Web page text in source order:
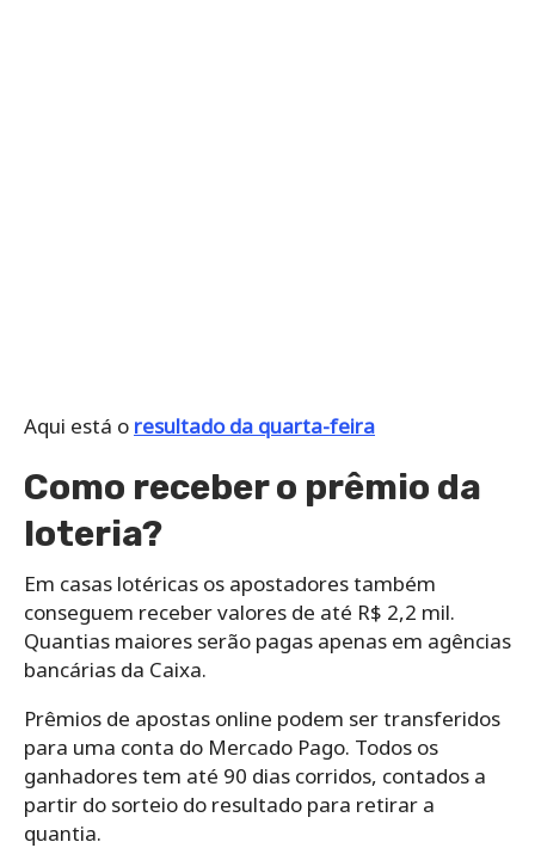
Aqui está o resultado da quarta-feira
Como receber o prêmio da
loteria?
Em casas lotéricas os apostadores também
conseguem receber valores de até R$ 2,2 mil.
Quantias maiores serão pagas apenas em agências
bancárias da Caixa.
Prêmios de apostas online podem ser transferidos
para uma conta do Mercado Pago. Todos os
ganhadores tem até 90 dias corridos, contados a
partir do sorteio do resultado para retirar a
quantia.